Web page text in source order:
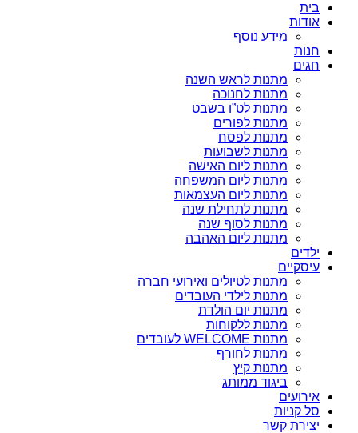
בית
אודות
מידע נוסף
חנות
חגים
מתנות לראש השנה
מתנות לחנוכה
מתנות לט”ו בשבט
מתנות לפורים
מתנות לפסח
מתנות לשבועות
מתנות ליום האישה
מתנות ליום המשפחה
מתנות ליום העצמאות
מתנות לתחילת שנה
מתנות לסוף שנה
מתנות ליום האהבה
ילדים
עיסקיים
מתנות לטיולים ואירועי חברה
מתנות לילדי העובדים
מתנות יום הולדת
מתנות ללקוחות
מתנות WELCOME לעובדים
מתנות לחורף
מתנות קיץ
ביגוד ממותג
אירועים
סל קניות
יצירת קשר